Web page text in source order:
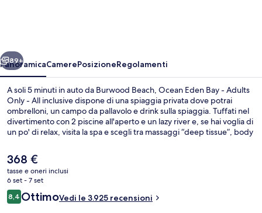
Only
-
All
inclusive
Avanti
89+
PanoramicaCamerePosizioneRegolamenti
A soli 5 minuti in auto da Burwood Beach, Ocean Eden Bay - Adults
Only - All inclusive dispone di una spiaggia privata dove potrai
ombrelloni, un campo da pallavolo e drink sulla spiaggia. Tuffati nel
divertimento con 2 piscine all'aperto e un lazy river e, se hai voglia di
un po' di relax, visita la spa e scegli tra massaggi “deep tissue”, body
cena. Gli altri punti di forza di questo resort di lusso sono 2 bar a
bordo piscina, una discoteca e una palestra aperta giorno e notte.
Gli ospiti apprezzano molto il personale gentile e il ristorante.
Il
prezzo
attuale
è
368 €
368 €
tasse e oneri inclusi
6 set - 7 set
Recensioni
8,48,4 su 10
OttimoVedi le 3.925 recensioni